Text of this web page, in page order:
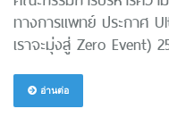
ทางการแพทย์ ประกาศ
เราจะมุ่งสู่ Zero Event)
อ่านต่อ